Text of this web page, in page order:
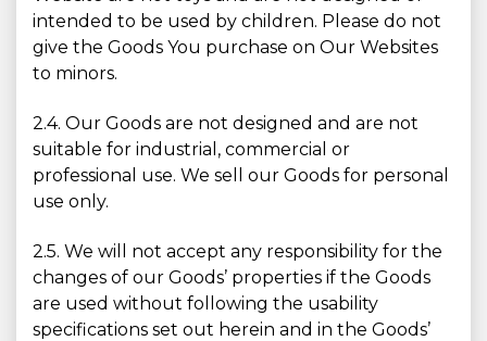
intended to be used by children. Please do not
give the Goods You purchase on Our Websites
to minors.
2.4. Our Goods are not designed and are not
suitable for industrial, commercial or
professional use. We sell our Goods for personal
use only.
2.5. We will not accept any responsibility for the
changes of our Goods’ properties if the Goods
are used without following the usability
specifications set out herein and in the Goods’